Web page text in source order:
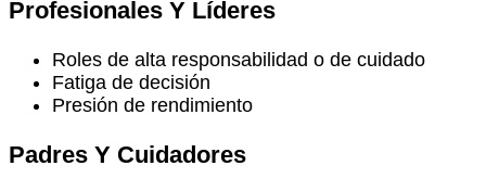
Profesionales Y Líderes
Roles de alta responsabilidad o de cuidado
Fatiga de decisión
Presión de rendimiento
Padres Y Cuidadores